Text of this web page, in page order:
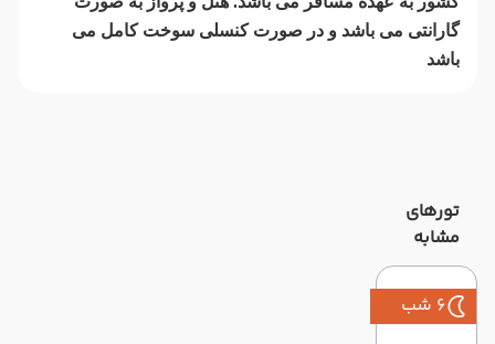
گارانتی می باشد و در صورت کنسلی سوخت کامل می
باشد
تورهای
مشابه
6 شب